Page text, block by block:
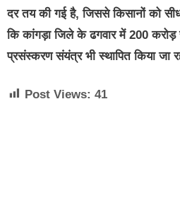
दर तय की गई है, जिससे किसानों को
कि कांगड़ा जिले के ढगवार में 200
प्रसंस्करण संयंत्र भी स्थापित किया जा
Post Views: 41